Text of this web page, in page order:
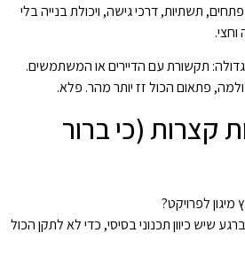
פתחים, תשתיות, דרכי גישה, ויכולת בנייה בלי
תקשורת עם הדיירים או המשתמשים.
פתאום הכול זז יותר מהר. פלא.
קצרות (כי ברור
מיגון לפרויקט?
שיש כיוון תכנוני בסיסי, כדי לא לתקן הכול